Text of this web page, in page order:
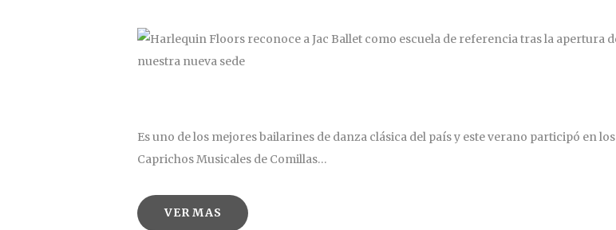
Es uno de los mejores bailarines de danza clásica del país y este verano participó en los
Caprichos Musicales de Comillas…
VER MAS